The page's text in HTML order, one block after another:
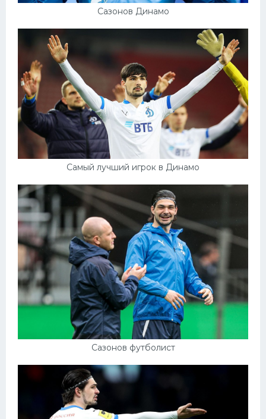
Сазонов Динамо
Самый лучший игрок в Динамо
Сазонов футболист